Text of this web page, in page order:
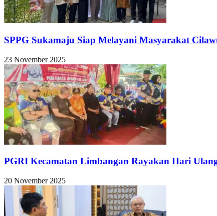
SPPG Sukamaju Siap Melayani Masyarakat
23 November 2025
PGRI Kecamatan Limbangan Rayakan Hari
20 November 2025